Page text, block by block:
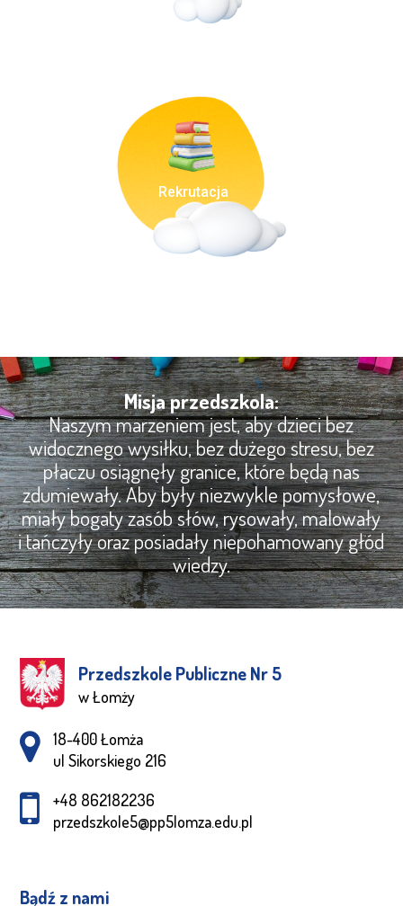
Rekrutacja
Misja przedszkola:
Naszym marzeniem jest, aby dzieci bez
widocznego wysiłku, bez dużego stresu, bez
płaczu osiągnęły granice, które będą nas
zdumiewały. Aby były niezwykle pomysłowe,
miały bogaty zasób słów, rysowały, malowały
i tańczyły oraz posiadały niepohamowany głód
wiedzy.
Przedszkole Publiczne Nr 5
w Łomży
Adres pocztowy:
18-400 Łomża
ul Sikorskiego 216
+48 862182236
przedszkole5@pp5lomza.edu.pl
Bądź z nami